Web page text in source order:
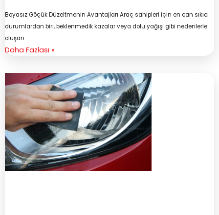
Boyasız Göçük Düzeltmenin Avantajları Araç sahipleri için en can sıkıcı
durumlardan biri, beklenmedik kazalar veya dolu yağışı gibi nedenlerle
oluşan
Daha Fazlası »